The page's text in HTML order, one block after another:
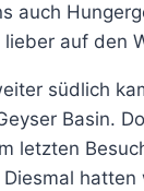
auch
auf den
südlich
Basin.
letzten
hatten